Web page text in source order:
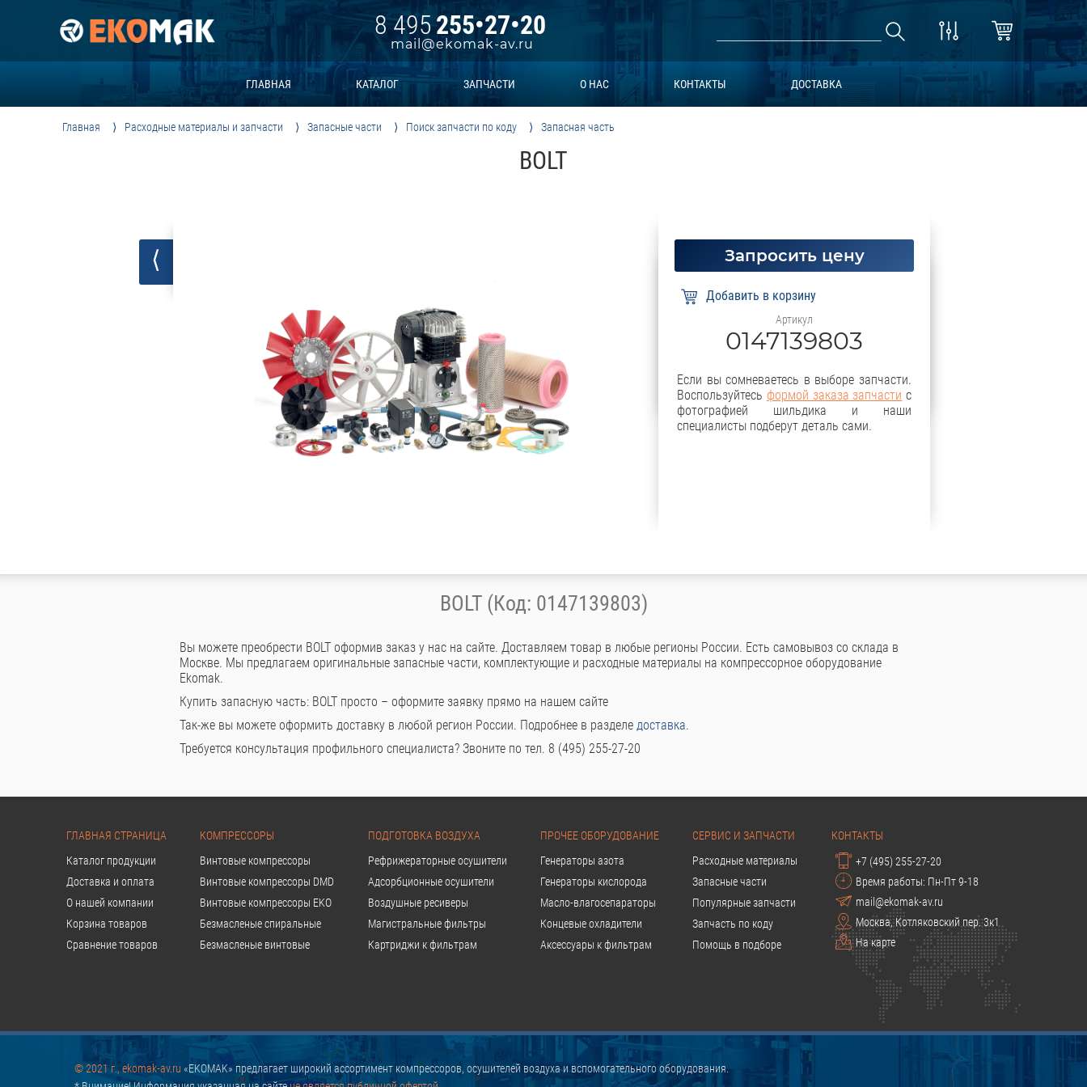
8 495255•27•20
mail@ekomak-av.ru
ГЛАВНАЯ КАТАЛОГ ЗАПЧАСТИ О НАС КОНТАКТЫ ДОСТАВКА
Главная Расходные материалы и запчасти Запасные части Поиск запчасти по коду Запасная часть
BOLT
⟨ Запросить цену
Артикул
0147139803
Если вы сомневаетесь в выборе запчасти.
Воспользуйтесь формой заказа запчасти с
фотографией шильдика и наши
специалисты подберут деталь сами.
BOLT (Код: 0147139803)
Вы можете преобрести BOLT оформив заказ у нас на сайте. Доставляем товар в любые регионы России. Есть самовывоз со склада в
Москве. Мы предлагаем оригинальные запасные части, комплектующие и расходные материалы на компрессорное оборудование
Ekomak.
Купить запасную часть: BOLT просто – оформите заявку прямо на нашем сайте
Так-же вы можете оформить доставку в любой регион России. Подробнее в разделе доставка.
Требуется консультация профильного специалиста? Звоните по тел. 8 (495) 255-27-20
ГЛАВНАЯ СТРАНИЦА
Каталог продукции
Доставка и оплата
О нашей компании
Корзина товаров
Сравнение товаров
КОМПРЕССОРЫ
Винтовые компрессоры
Винтовые компрессоры DMD
Винтовые компрессоры EKO
Безмасленые спиральные
Безмасленые винтовые
ПОДГОТОВКА ВОЗДУХА
Рефрижераторные осушители
Адсорбционные осушители
Воздушные ресиверы
Магистральные фильтры
Картриджи к фильтрам
ПРОЧЕЕ ОБОРУДОВАНИЕ
Генераторы азота
Генераторы кислорода
Масло-влагосепараторы
Концевые охладители
Аксессуары к фильтрам
СЕРВИС И ЗАПЧАСТИ
Расходные материалы
Запасные части
Популярные запчасти
Запчасть по коду
Помощь в подборе
КОНТАКТЫ
+7 (495) 255-27-20
Время работы: Пн-Пт 9-18
mail@ekomak-av.ru
Москва, Котляковский пер. 3к1
На карте
© 2021 г., ekomak-av.ru «EKOMAK» предлагает широкий ассортимент компрессоров, осушителей воздуха и вспомогательного оборудования.